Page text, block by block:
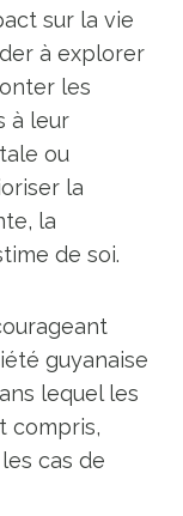
sur la vie
à explorer
les
à leur
ou
la
la
de soi.
guyanaise
lequel les
compris,
cas de